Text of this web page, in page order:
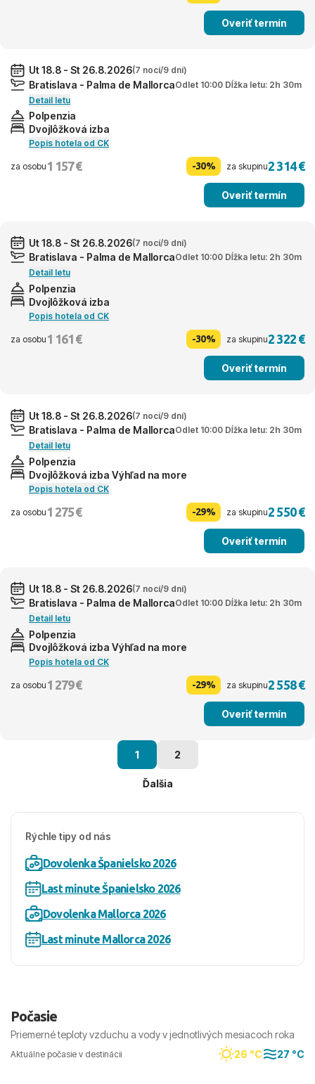
Overiť termín
Ut 18.8 - St 26.8.2026(7 nocí/9 dní)
Bratislava - Palma de MallorcaOdlet 10:00 Dĺžka letu: 2h 30m
Detail letu
Polpenzia
Dvojlôžková izba
Popis hotela od CK
za osobu 1 157 € -30% za skupinu2 314 €
Overiť termín
Ut 18.8 - St 26.8.2026(7 nocí/9 dní)
Bratislava - Palma de MallorcaOdlet 10:00 Dĺžka letu: 2h 30m
Detail letu
Polpenzia
Dvojlôžková izba
Popis hotela od CK
za osobu 1 161 € -30% za skupinu2 322 €
Overiť termín
Ut 18.8 - St 26.8.2026(7 nocí/9 dní)
Bratislava - Palma de MallorcaOdlet 10:00 Dĺžka letu: 2h 30m
Detail letu
Polpenzia
Dvojlôžková izba Výhľad na more
Popis hotela od CK
za osobu 1 275 € -29% za skupinu2 550 €
Overiť termín
Ut 18.8 - St 26.8.2026(7 nocí/9 dní)
Bratislava - Palma de MallorcaOdlet 10:00 Dĺžka letu: 2h 30m
Detail letu
Polpenzia
Dvojlôžková izba Výhľad na more
Popis hotela od CK
za osobu 1 279 € -29% za skupinu2 558 €
Overiť termín
1 2
Ďalšia
Rýchle tipy od nás
Dovolenka Španielsko 2026
Last minute Španielsko 2026
Dovolenka Mallorca 2026
Last minute Mallorca 2026
Počasie
Priemerné teploty vzduchu a vody v jednotlivých mesiacoch roka
Aktuálne počasie v destinácii 26 °C 27 °C